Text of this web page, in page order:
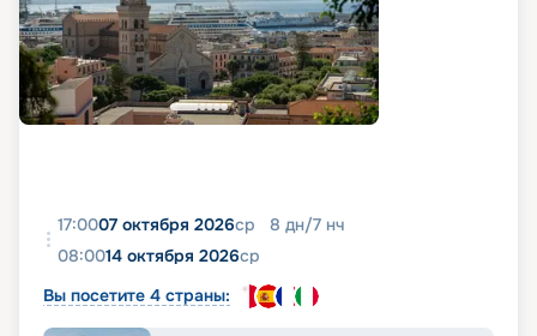
17:0007 октября 2026ср 8 дн/7 нч
08:0014 октября 2026ср
Вы посетите 4 страны: